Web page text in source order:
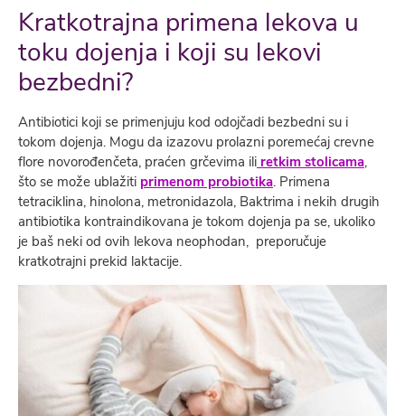
Kratkotrajna primena lekova u
toku dojenja i koji su lekovi
bezbedni?
Antibiotici koji se primenjuju kod odojčadi bezbedni su i
tokom dojenja. Mogu da izazovu prolazni poremećaj crevne
flore novorođenčeta, praćen grčevima ili retkim stolicama,
što se može ublažiti primenom probiotika. Primena
tetraciklina, hinolona, metronidazola, Baktrima i nekih drugih
antibiotika kontraindikovana je tokom dojenja pa se, ukoliko
je baš neki od ovih lekova neophodan, preporučuje
kratkotrajni prekid laktacije.